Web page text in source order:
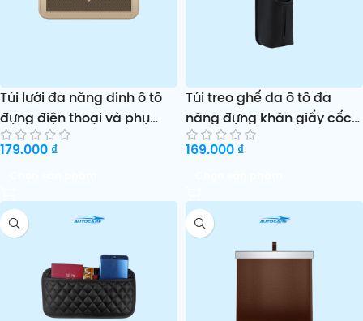
Túi lưới đa năng dính ô tô
đựng điện thoại và phụ
kiện nhỏ gọn tiện lợi
179.000 ₫
Túi treo ghế da ô tô đa
năng đựng khăn giấy cốc
nước và phụ kiện tiện lợi
169.000 ₫